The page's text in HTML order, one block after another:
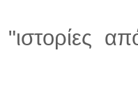
"ιστορίες